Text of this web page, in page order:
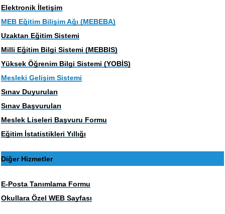
Elektronik İletişim
MEB Eğitim Bilişim Ağı (MEBEBA)
Uzaktan Eğitim Sistemi
Milli Eğitim Bilgi Sistemi (MEBBIS)
Yüksek Öğrenim Bilgi Sistemi (YOBİS)
Mesleki Gelişim Sistemi
Sınav Duyuruları
Sınav Başvuruları
Meslek Liseleri Başvuru Formu
Eğitim İstatistikleri Yıllığı
Diğer Hizmetler
E-Posta Tanımlama Formu
Okullara Özel WEB Sayfası